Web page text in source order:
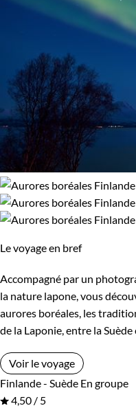
Le voyage en bref
Accompagné par un
la nature lapone, vous
aurores boréales, les
de la Laponie, entre la
Voir le voyage
Finlande - Suède En groupe
4,50 / 5